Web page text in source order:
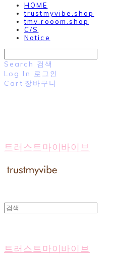
HOME
trustmyvibe.shop
tmv.rooom.shop
C/S
Notice
Search 검색
Log In 로그인
Cart 장바구니
트러스트마이바이브
트러스트마이바이브